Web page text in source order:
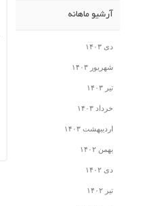
آرشیو ماهانه
دی ۱۴۰۳
شهریور ۱۴۰۳
تیر ۱۴۰۳
خرداد ۱۴۰۳
اردیبهشت ۱۴۰۳
بهمن ۱۴۰۲
دی ۱۴۰۲
تیر ۱۴۰۲